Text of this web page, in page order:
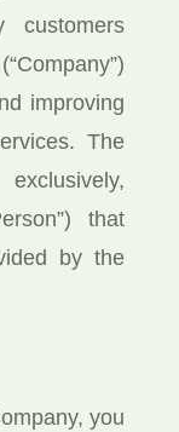
customers
improving
The
that
by the
you